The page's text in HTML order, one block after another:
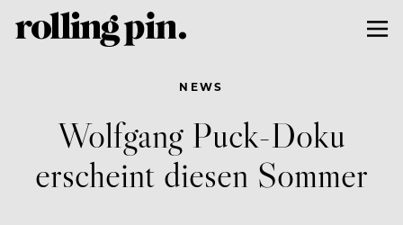
NEWS
Wolfgang Puck-Doku
erscheint diesen Sommer